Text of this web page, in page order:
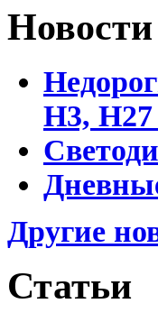
Новости
Н3, Н27
Другие
Статьи